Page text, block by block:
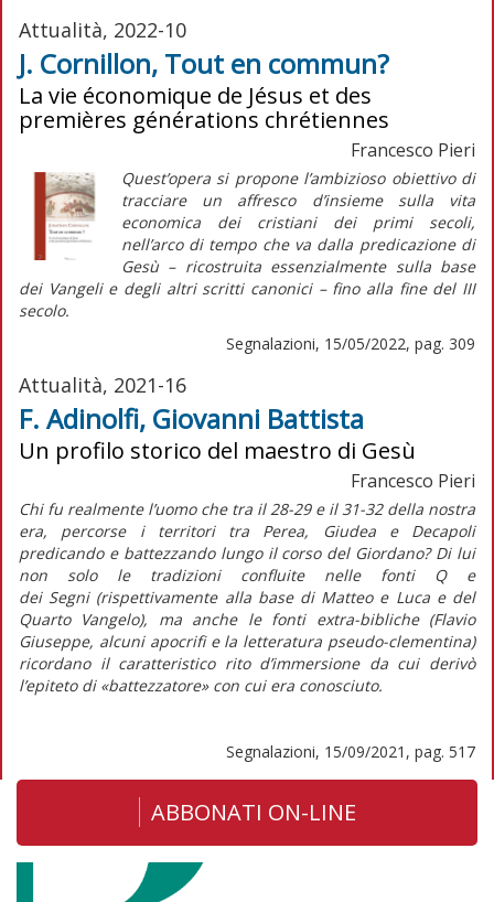
Attualità, 2022-10
J. Cornillon, Tout en commun?
La vie économique de Jésus et des
premières générations chrétiennes
Francesco Pieri
Quest’opera si propone l’ambizioso obiettivo di
tracciare un affresco d’insieme sulla vita
economica dei cristiani dei primi secoli,
nell’arco di tempo che va dalla predicazione di
Gesù – ricostruita essenzialmente sulla base
dei Vangeli e degli altri scritti canonici – fino alla fine del III
secolo.
Segnalazioni, 15/05/2022, pag. 309
Attualità, 2021-16
F. Adinolfi, Giovanni Battista
Un profilo storico del maestro di Gesù
Francesco Pieri
Chi fu realmente l’uomo che tra il 28-29 e il 31-32 della nostra
era, percorse i territori tra Perea, Giudea e Decapoli
predicando e battezzando lungo il corso del Giordano? Di lui
non solo le tradizioni confluite nelle fonti
Qe
dei Segni(rispettivamente alla base di Matteo e Luca e del
Quarto Vangelo), ma anche le fonti extra-bibliche (Flavio
Giuseppe, alcuni apocrifi e la letteratura pseudo-clementina)
ricordano il caratteristico rito d’immersione da cui derivò
l’epiteto di «battezzatore» con cui era conosciuto.
Segnalazioni, 15/09/2021, pag. 517
ABBONATI ON-LINE